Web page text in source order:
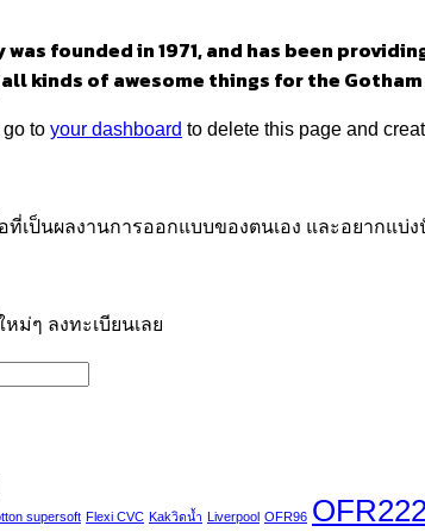
was founded in 1971, and has been
kinds of awesome things for the
to your dashboard to delete this page and
ที่เป็นผลงานการออกแบบของตนเอง และอยากแ
ม่ๆ ลงทะเบียนเลย
supersoft Flexi CVC Kakวิดน้ำ Liverpool OFR96